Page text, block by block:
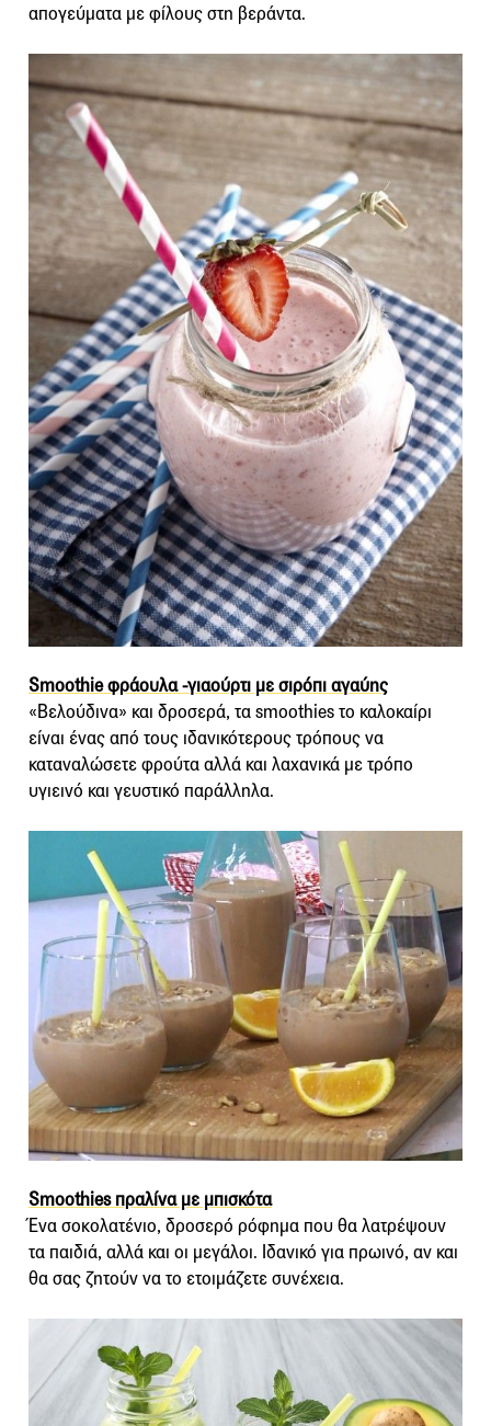
απογεύματα με φίλους στη βεράντα.
Smoothie φράουλα -γιαούρτι με σιρόπι αγαύης
«Βελούδινα» και δροσερά, τα smoothies το καλοκαίρι
είναι ένας από τους ιδανικότερους τρόπους να
καταναλώσετε φρούτα αλλά και λαχανικά με τρόπο
υγιεινό και γευστικό παράλληλα.
Smoothies πραλίνα με μπισκότα
Ένα σοκολατένιο, δροσερό ρόφημα που θα λατρέψουν
τα παιδιά, αλλά και οι μεγάλοι. Ιδανικό για πρωινό, αν και
θα σας ζητούν να το ετοιμάζετε συνέχεια.